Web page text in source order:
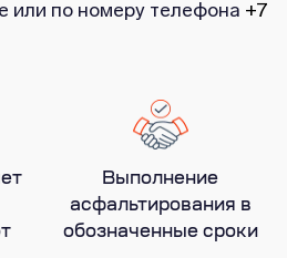
или по номеру телефона +7
Выполнение
асфальтирования в
обозначенные сроки